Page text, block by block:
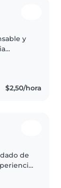
y
ellos.
$2,50/hora
de
Amo